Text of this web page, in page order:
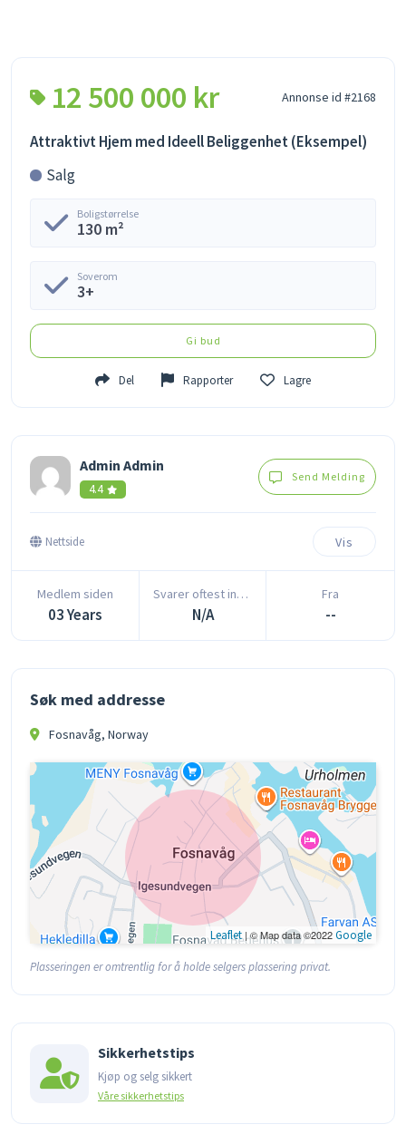
12 500 000 kr Annonse id #2168
Attraktivt Hjem med Ideell Beliggenhet (Eksempel)
Salg
Boligstørrelse
130 m²
Soverom
3+
Gi bud
Del Rapporter Lagre
Admin Admin
4.4
Send Melding
Nettside Vis
Medlem siden
03 Years
Svarer oftest innen
N/A
Fra
--
Søk med addresse
Fosnavåg, Norway
Leaflet | © Map data ©2022Google
Plasseringen er omtrentlig for å holde selgers plassering privat.
Sikkerhetstips
Kjøp og selg sikkert
Våre sikkerhetstips